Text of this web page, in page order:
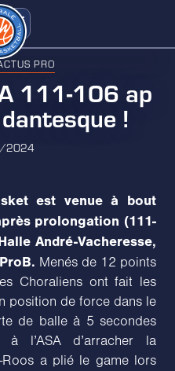
PRO
111-106 ap
!
2024
est venue à bout
prolongation (111-
André-Vacheresse,
Menés de 12 points
Choraliens ont fait les
position de force dans le
de balle à 5 secondes
l’ASA d’arracher la
a plié le game lors